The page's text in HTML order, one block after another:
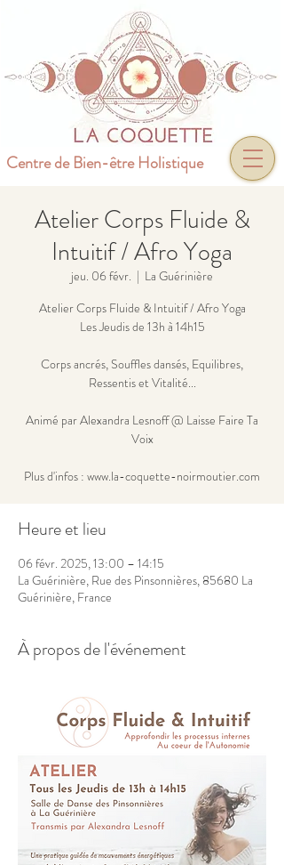
Centre de Bien-être Holistique
Atelier Corps Fluide &
Intuitif / Afro Yoga
jeu. 06 févr.
  |
La Guérinière
Atelier Corps Fluide & Intuitif / Afro Yoga
Les Jeudis de 13h à 14h15
Corps ancrés, Souffles dansés, Equilibres,
Ressentis et Vitalité...
Animé par Alexandra Lesnoff @ Laisse Faire Ta
Voix
Plus d'infos : www.la-coquette-noirmoutier.com
Heure et lieu
06 févr. 2025, 13:00 – 14:15
La Guérinière, Rue des Pinsonnières, 85680 La
Guérinière, France
À propos de l'événement